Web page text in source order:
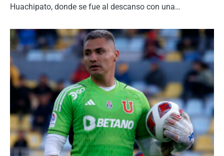
Huachipato, donde se fue al descanso con una…